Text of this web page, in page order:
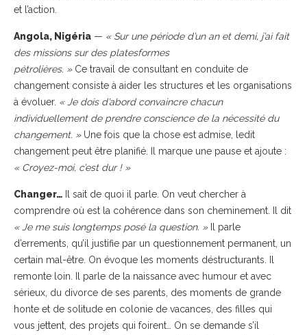
et l’action.
Angola, Nigéria — « Sur une période d’un an et demi, j’ai fait
des missions sur des platesformes
pétrolières. »Ce travail de consultant en conduite de
changement consiste à aider les structures et les organisations
à évoluer. « Je dois d’abord convaincre chacun
individuellement de prendre conscience de la nécessité du
changement. »Une fois que la chose est admise, ledit
changement peut être planifié. Il marque une pause et ajoute :
« Croyez-moi, c’est dur ! »
Changer… Il sait de quoi il parle. On veut chercher à
comprendre où est la cohérence dans son cheminement. Il dit
« Je me suis longtemps posé la question. »Il parle
d’errements, qu’il justifie par un questionnement permanent, un
certain mal-être. On évoque les moments déstructurants. Il
remonte loin. Il parle de la naissance avec humour et avec
sérieux, du divorce de ses parents, des moments de grande
honte et de solitude en colonie de vacances, des filles qui
vous jettent, des projets qui foirent… On se demande s’il